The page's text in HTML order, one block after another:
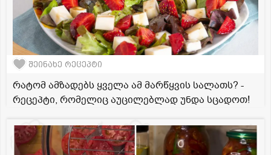
შეინახე რეცეპტი
რატომ ამზადებს ყველა ამ მარწყვის სალათს? -
რეცეპტი, რომელიც აუცილებლად უნდა სცადოთ!